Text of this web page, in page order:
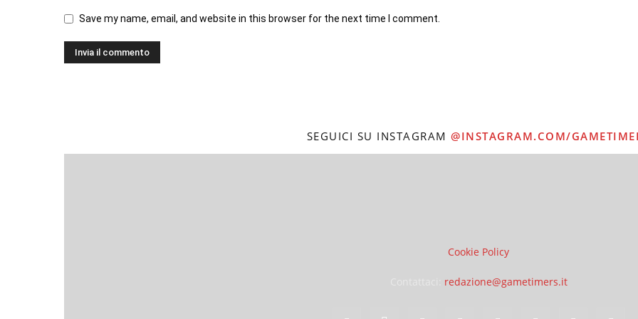
Save my name, email, and website in this browser for the next time I comment.
SEGUICI SU INSTAGRAM @INSTAGRAM.COM/
Cookie Policy
redazione@gametimers.it